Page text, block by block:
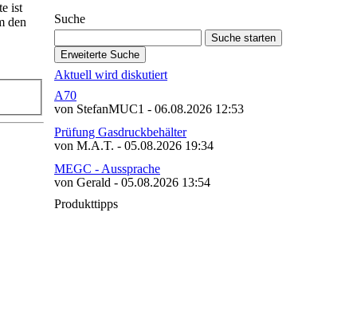
ist
den
Suche
Aktuell wird diskutiert
A70
von StefanMUC1 - 06.08.2026 12:53
Prüfung Gasdruckbehälter
von M.A.T. - 05.08.2026 19:34
MEGC - Aussprache
von Gerald - 05.08.2026 13:54
Produkttipps